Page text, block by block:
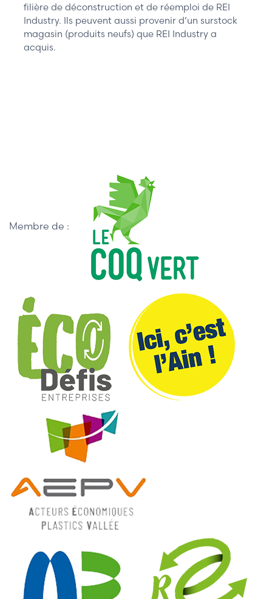
filière de déconstruction et de réemploi de REI
Industry. Ils peuvent aussi provenir d’un surstock
magasin (produits neufs) que REI Industry a
acquis.
Membre de :